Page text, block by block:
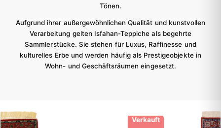
Tönen.
Aufgrund ihrer außergewöhnlichen Qualität und kunstvollen
Verarbeitung gelten Isfahan-Teppiche als begehrte
Sammlerstücke. Sie stehen für Luxus, Raffinesse und
kulturelles Erbe und werden häufig als Prestigeobjekte in
Wohn- und Geschäftsräumen eingesetzt.
Verkauft